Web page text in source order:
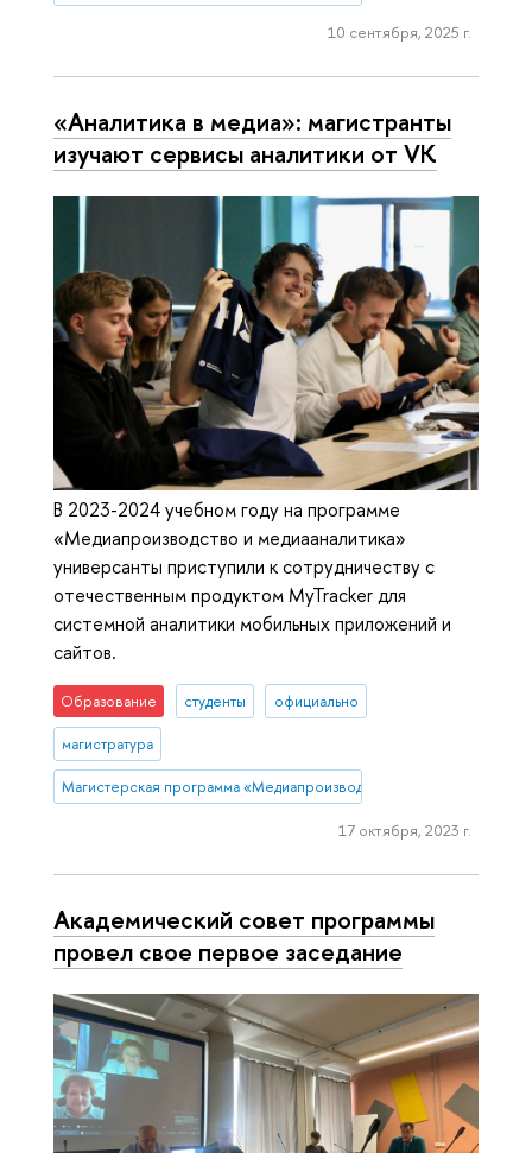
10 сентября, 2025 г.
«Аналитика в медиа»: магистранты
изучают сервисы аналитики от VK
В 2023-2024 учебном году на программе
«Медиапроизводство и медиааналитика»
универсанты приступили к сотрудничеству с
отечественным продуктом MyTracker для
системной аналитики мобильных приложений и
сайтов.
Образование студенты официально
магистратура
Магистерская программа «Медиапроизводство и медиааналитика»
17 октября, 2023 г.
Академический совет программы
провел свое первое заседание